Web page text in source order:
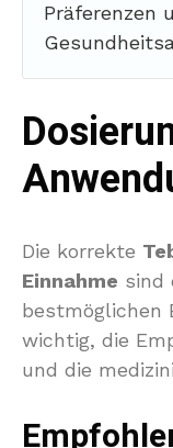
Präferenzen
Die korrekte
Einnahme sind
bestmöglichen
wichtig, die
und die